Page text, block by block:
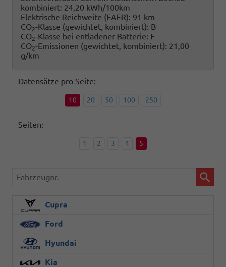
kombiniert: 24,20 kWh/100km
Elektrische Reichweite (EAER): 91 km
CO2-Klasse (gewichtet, kombiniert): B
CO2-Klasse bei entladener Batterie: F
CO2-Emissionen (gewichtet, kombiniert): 21,00
g/km
Datensätze pro Seite:
10 20 50 100 250
Seiten:
1 2 3 4 5
Fahrzeugnr.
Cupra
Ford
Hyundai
Kia